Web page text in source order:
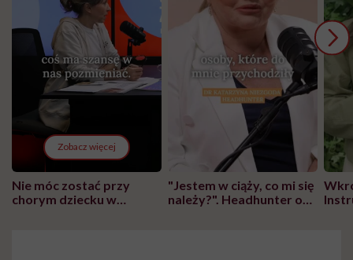
Zobacz więcej
Nie móc zostać przy
chorym dziecku w
"Jestem w ciąży, co mi się
należy?". Headhunter o